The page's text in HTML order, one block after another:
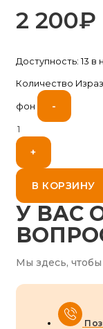
2 200₽
Доступность: 13 в
Количество
фон -
+
В КОРЗИНУ
У ВАС
Мы здесь,